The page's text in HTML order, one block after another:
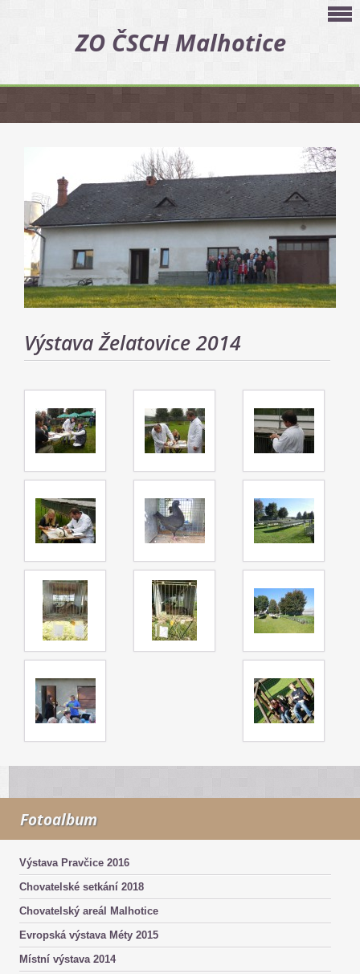
ZO ČSCH Malhotice
Výstava Želatovice 2014
Fotoalbum
Výstava Pravčice 2016
Chovatelské setkání 2018
Chovatelský areál Malhotice
Evropská výstava Méty 2015
Místní výstava 2014